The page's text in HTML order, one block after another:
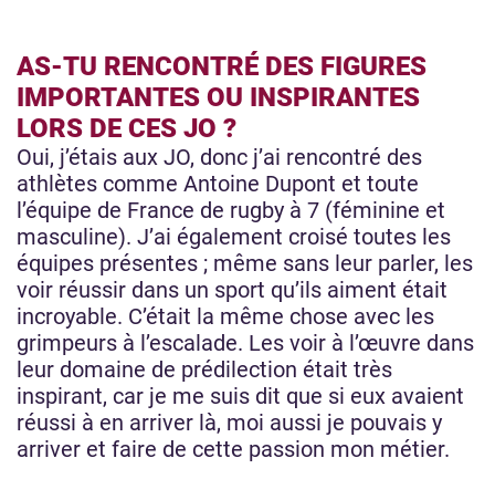
AS-TU RENCONTRÉ DES FIGURES
IMPORTANTES OU INSPIRANTES
LORS DE CES JO ?
Oui, j’étais aux JO, donc j’ai rencontré des
athlètes comme Antoine Dupont et toute
l’équipe de France de rugby à 7 (féminine et
masculine). J’ai également croisé toutes les
équipes présentes ; même sans leur parler, les
voir réussir dans un sport qu’ils aiment était
incroyable. C’était la même chose avec les
grimpeurs à l’escalade. Les voir à l’œuvre dans
leur domaine de prédilection était très
inspirant, car je me suis dit que si eux avaient
réussi à en arriver là, moi aussi je pouvais y
arriver et faire de cette passion mon métier.